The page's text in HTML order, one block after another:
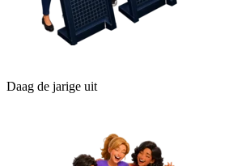
Daag de jarige uit